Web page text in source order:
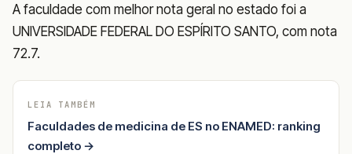
A faculdade com melhor nota geral no estado foi a
UNIVERSIDADE FEDERAL DO ESPÍRITO SANTO, com nota
72.7.
LEIA TAMBÉM
Faculdades de medicina de ES no ENAMED: ranking
completo →